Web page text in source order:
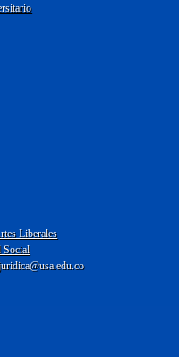
Liberales
Social